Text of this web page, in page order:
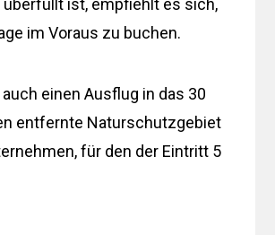
im Voraus zu buchen.
einen Ausflug in das 30
entfernte Naturschutzgebiet
für den der Eintritt 5